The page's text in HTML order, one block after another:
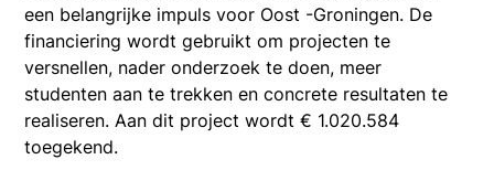
een belangrijke impuls voor Oost -Groningen. De
financiering wordt gebruikt om projecten te
versnellen, nader onderzoek te doen, meer
studenten aan te trekken en concrete resultaten te
realiseren. Aan dit project wordt € 1.020.584
toegekend.